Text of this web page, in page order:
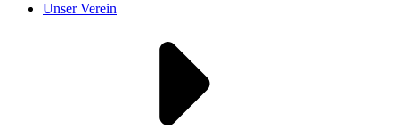
Unser Verein